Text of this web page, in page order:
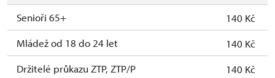
Senioři 65+
140 Kč
Mládež od 18 do 24 let
140 Kč
Držitelé průkazu ZTP, ZTP/P
140 Kč